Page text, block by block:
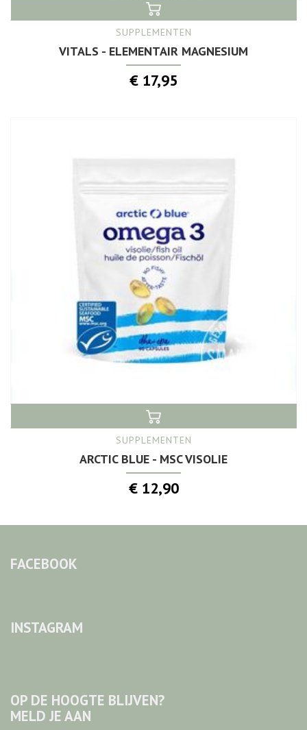
SUPPLEMENTEN
VITALS - ELEMENTAIR MAGNESIUM
€ 17,95
SUPPLEMENTEN
ARCTIC BLUE - MSC VISOLIE
€ 12,90
FACEBOOK
INSTAGRAM
OP DE HOOGTE BLIJVEN?
MELD JE AAN